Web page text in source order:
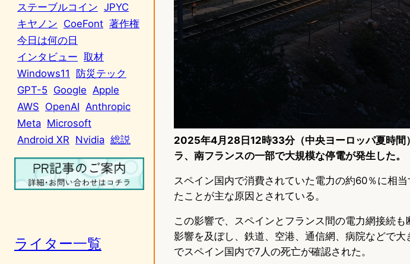
ステーブルコイン JPYC
キヤノン CoeFont 著作権
今日は何の日
インタビュー 取材
Windows11
防災テック
GPT-5 Google Apple
AWS OpenAI Anthropic
Meta Microsoft
Android XR Nvidia 総説
ライター一覧
2025年4月28日12時33分（中央ヨーロッパ夏時間
ラ、南フランスの一部で大規模な停電が発生した。
スペイン国内で消費されていた電力の約60％に相
たことが主な原因とされている。
この影響で、スペインとフランス間の電力網接続
影響を及ぼし、鉄道、空港、通信網、病院などで
でスペイン国内で7人の死亡が確認された。